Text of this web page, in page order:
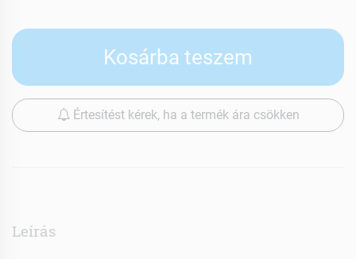
Kosárba teszem
Értesítést kérek, ha a termék ára csökken
Leírás